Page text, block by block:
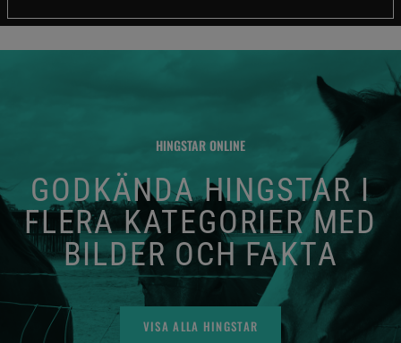
HINGSTAR ONLINE
GODKÄNDA HINGSTAR I
FLERA KATEGORIER MED
BILDER OCH FAKTA
VISA ALLA HINGSTAR